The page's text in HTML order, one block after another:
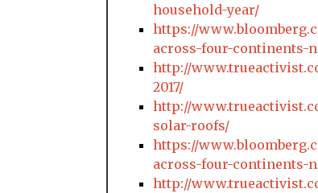
household-year/
https://
across-four-continents-
http://
2017/
http://
solar-roofs/
https://
across-four-continents-
http://